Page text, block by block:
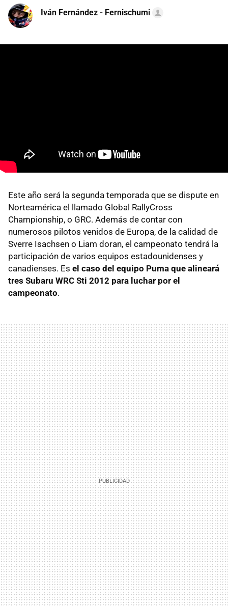
Iván Fernández - Fernischumi
Este año será la segunda temporada que se dispute en
Norteamérica el llamado Global RallyCross
Championship, o GRC. Además de contar con
numerosos pilotos venidos de Europa, de la calidad de
Sverre Isachsen o Liam doran, el campeonato tendrá la
participación de varios equipos estadounidenses y
canadienses. Es el caso del equipo Puma que alineará
tres Subaru WRC Sti 2012 para luchar por el
campeonato.